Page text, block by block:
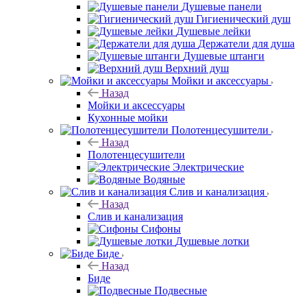
Душевые панели
Гигиенический душ
Душевые лейки
Держатели для душа
Душевые штанги
Верхний душ
Мойки и аксессуары
Назад
Мойки и аксессуары
Кухонные мойки
Полотенцесушители
Назад
Полотенцесушители
Электрические
Водяные
Слив и канализация
Назад
Слив и канализация
Сифоны
Душевые лотки
Биде
Назад
Биде
Подвесные